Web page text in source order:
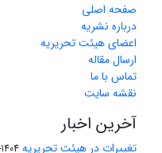
صفحه اصلی
درباره نشریه
اعضای هیئت تحریریه
ارسال مقاله
تماس با ما
نقشه سایت
آخرین اخبار
تغییرات در هیئت تحریریه 1404-02-01